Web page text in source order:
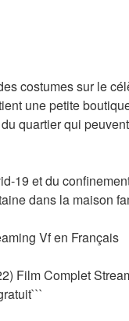
costumes sur le
une petite
quartier qui
19 et du
dans la maison
Vf en Français
Film Complet